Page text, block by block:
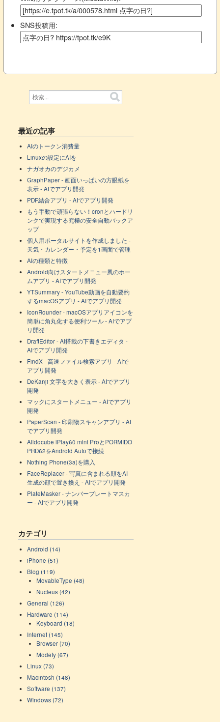
SNS投稿用:
最近の記事
AIのトークン消費量
Linuxの設定にAIを
ナガオカのデジカメ
GraphPaper - 画面いっぱいの方眼紙を
表示 - AIでアプリ開発
PDF結合アプリ - AIでアプリ開発
もう手動で頑張らない！cronとハードリ
ンクで実現する究極の安全自動バックア
ップ
個人用ポータルサイトを作成しました -
天気・カレンダー・予定を1画面で管理
AIの種類と特徴
Android向けスタートメニュー風のホー
ムアプリ - AIでアプリ開発
YTSummary - YouTube動画を自動要約
するmacOSアプリ - AIでアプリ開発
IconRounder - macOSアプリアイコンを
簡単に角丸化する便利ツール - AIでアプ
リ開発
DraftEditor - AI搭載の下書きエディタ -
AIでアプリ開発
FindX - 高速ファイル検索アプリ - AIで
アプリ開発
DeKanji 文字を大きく表示 - AIでアプリ
開発
マックにスタートメニュー - AIでアプリ
開発
PaperScan - 印刷物スキャンアプリ - AI
でアプリ開発
Alldocube iPlay60 mini ProとPORMIDO
PRD62をAndroid Autoで接続
Nothing Phone(3a)を購入
FaceReplacer - 写真に含まれる顔をAI
生成の顔で置き換え - AIでアプリ開発
PlateMasker - ナンバープレートマスカ
ー - AIでアプリ開発
カテゴリ
Android (14)
iPhone (51)
Blog (119)
MovableType (48)
Nucleus (42)
General (126)
Hardware (114)
Keyboard (18)
Internet (145)
Browser (70)
Modefy (67)
Linux (73)
Macintosh (148)
Software (137)
Windows (72)